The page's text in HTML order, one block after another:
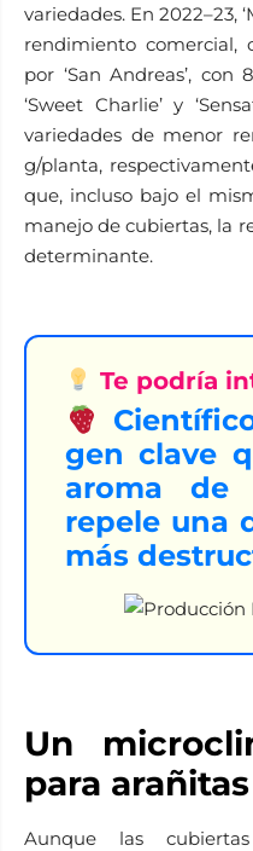
variedades. En 2022–23,
rendimiento comercial,
por ‘San Andreas’, con
‘Sweet Charlie’ y
variedades de menor
g/planta,
que, incluso bajo el
manejo de cubiertas, la
determinante.
Te podría
gen clave
aroma
repele una
más
Un
para
Aunque las